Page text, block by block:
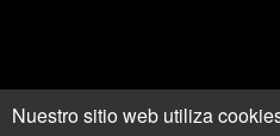
Nuestro sitio web utiliza